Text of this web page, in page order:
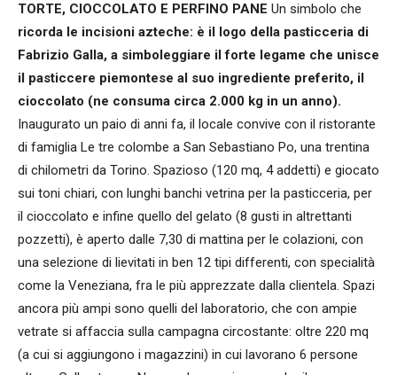
TORTE, CIOCCOLATO E PERFINO PANE Un simbolo che
ricorda le incisioni azteche: è il logo della pasticceria di
Fabrizio Galla, a simboleggiare il forte legame che unisce
il pasticcere piemontese al suo ingrediente preferito, il
cioccolato (ne consuma circa 2.000 kg in un anno).
Inaugurato un paio di anni fa, il locale convive con il ristorante
di famiglia Le tre colombe a San Sebastiano Po, una trentina
di chilometri da Torino. Spazioso (120 mq, 4 addetti) e giocato
sui toni chiari, con lunghi banchi vetrina per la pasticceria, per
il cioccolato e infine quello del gelato (8 gusti in altrettanti
pozzetti), è aperto dalle 7,30 di mattina per le colazioni, con
una selezione di lievitati in ben 12 tipi differenti, con specialità
come la Veneziana, fra le più apprezzate dalla clientela. Spazi
ancora più ampi sono quelli del laboratorio, che con ampie
vetrate si affaccia sulla campagna circostante: oltre 220 mq
(a cui si aggiungono i magazzini) in cui lavorano 6 persone